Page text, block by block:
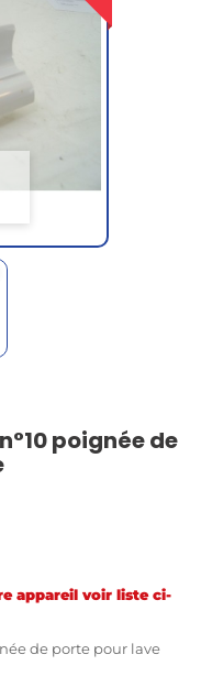
poignée de
appareil voir liste ci-
de porte pour lave